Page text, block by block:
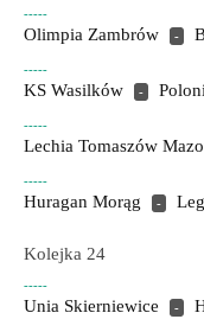
-----
Olimpia Zambrów -
-----
KS Wasilków -
-----
Lechia Tomaszów
-----
Huragan Morąg -
Kolejka 24
-----
Unia Skierniewice -